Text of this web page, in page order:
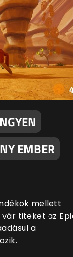
EMBER
mellett
titeket az
a